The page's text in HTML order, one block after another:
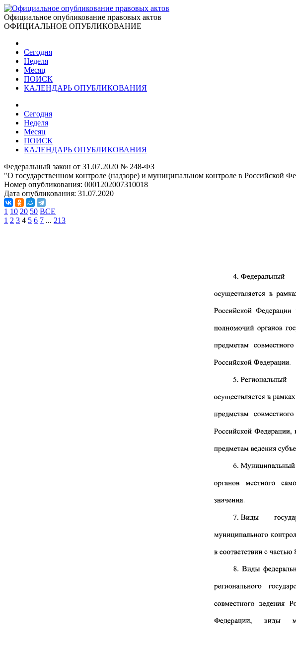
Официальное опубликование правовых актов
ОФИЦИАЛЬНОЕ ОПУБЛИКОВАНИЕ
Сегодня
Неделя
Месяц
ПОИСК
КАЛЕНДАРЬ ОПУБЛИКОВАНИЯ
Сегодня
Неделя
Месяц
ПОИСК
КАЛЕНДАРЬ ОПУБЛИКОВАНИЯ
Федеральный закон от 31.07.2020 № 248-ФЗ
"О государственном контроле (надзоре) и муниципальном контроле в Российской
Номер опубликования: 0001202007310018
Дата опубликования: 31.07.2020
1 10 20 50 ВСЕ
1 2 3 4 5 6 7 ... 213